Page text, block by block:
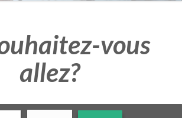
vous
allez?